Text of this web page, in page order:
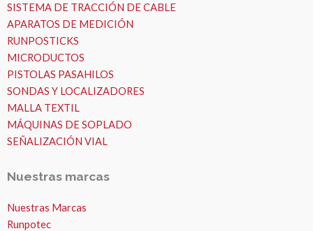
SISTEMA DE TRACCIÓN DE CABLE
APARATOS DE MEDICIÓN
RUNPOSTICKS
MICRODUCTOS
PISTOLAS PASAHILOS
SONDAS Y LOCALIZADORES
MALLA TEXTIL
MÁQUINAS DE SOPLADO
SEÑALIZACIÓN VIAL
Nuestras marcas
Nuestras Marcas
Runpotec